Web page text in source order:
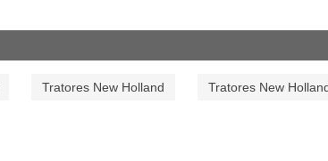
Tratores New Holland Tratores New